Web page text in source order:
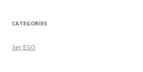
CATEGORIES
3er ESO